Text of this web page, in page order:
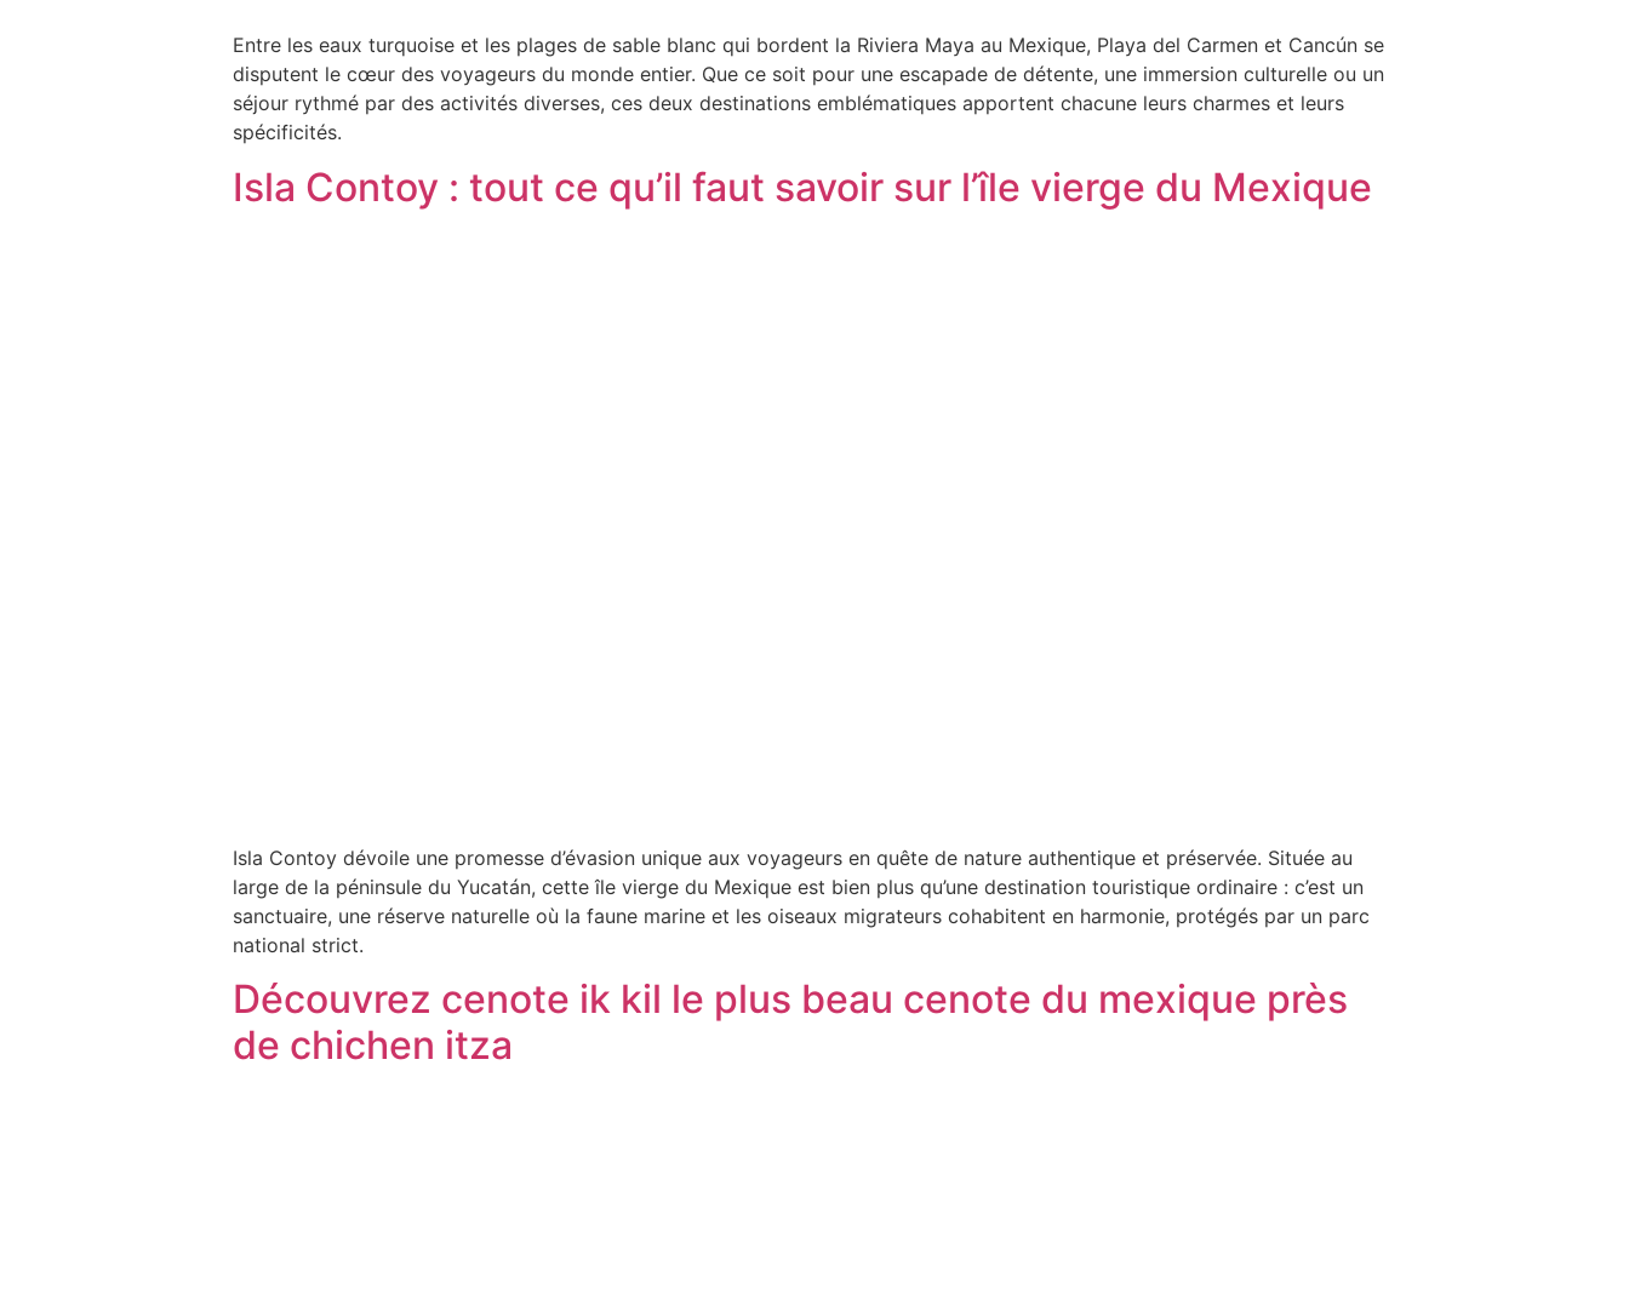
Entre les eaux turquoise et les plages de sable blanc qui bordent la Riviera Maya au Mexique, Playa del Carmen et Cancún se
disputent le cœur des voyageurs du monde entier. Que ce soit pour une escapade de détente, une immersion culturelle ou un
séjour rythmé par des activités diverses, ces deux destinations emblématiques apportent chacune leurs charmes et leurs
spécificités.
Isla Contoy : tout ce qu’il faut savoir sur l’île vierge du Mexique
Isla Contoy dévoile une promesse d’évasion unique aux voyageurs en quête de nature authentique et préservée. Située au
large de la péninsule du Yucatán, cette île vierge du Mexique est bien plus qu’une destination touristique ordinaire : c’est un
sanctuaire, une réserve naturelle où la faune marine et les oiseaux migrateurs cohabitent en harmonie, protégés par un parc
national strict.
Découvrez cenote ik kil le plus beau cenote du mexique près
de chichen itza